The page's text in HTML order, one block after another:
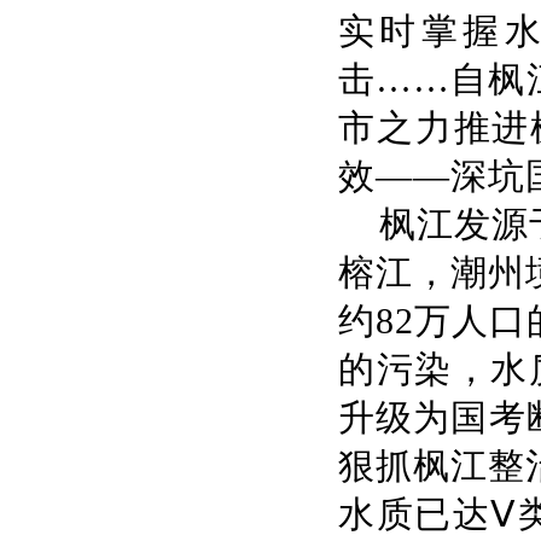
实时掌握
击……自枫
市之力推
效——深坑
枫江发源
榕江，潮州
约82万人
的污染，
升级为国考
狠抓枫江整
水质已达Ⅴ